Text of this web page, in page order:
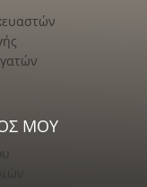
ΜΟΥ